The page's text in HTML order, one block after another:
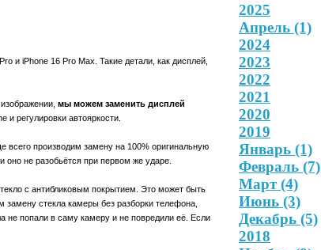
Pro и iPhone 16 Pro Max. Такие детали, как дисплей,
мы можем заменить дисплей
и регулировки автояркости.
всего производим замену на 100% оригинальную
оно не разобьётся при первом же ударе.
с антибликовым покрытием. Это может быть
замену стекла камеры без разборки телефона,
не попали в саму камеру и не повредили её. Если
2025
Апрель (1)
2024
2023
2022
2021
2020
2019
Январь (1)
Февраль (7)
Март (4)
Июнь (3)
Декабрь (5)
2018